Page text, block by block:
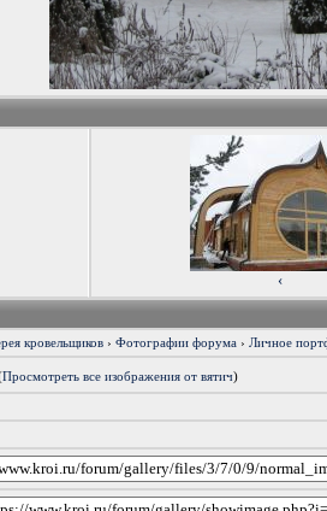
‹
кровельщиков ›Фотографии форума ›Личное
Просмотреть все изображения от вятич)